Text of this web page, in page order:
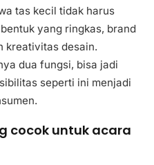
tas kecil tidak harus
yang ringkas, brand
kreativitas desain.
dua fungsi, bisa jadi
seperti ini menjadi
cocok untuk acara